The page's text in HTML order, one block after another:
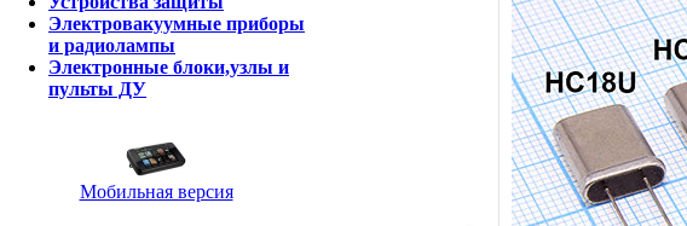
Электровакуумные приборы
и радиолампы
Электронные блоки,узлы и
пульты ДУ
Мобильная версия